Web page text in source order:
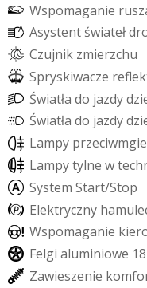
Wspomaganie rusz
Asystent światełdr
Czujnik zmierzchu
Spryskiwacze refek
Światła do jazdydzi
Światła do jazdydzi
Lampy przeciwmgie
Lampytylne wtech
System Start/Stop
Elektryczny hamule
Wspomaganie kier
Felgi aluminiowe 18
Zawieszenie komfo